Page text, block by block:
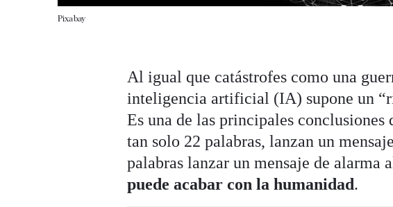
Pixabay
Al igual que catástrofes como una
inteligencia artificial (IA) supone un
Es una de las principales
tan solo 22 palabras, lanzan un
palabras lanzar un mensaje de alarma
puede acabar con la humanidad.